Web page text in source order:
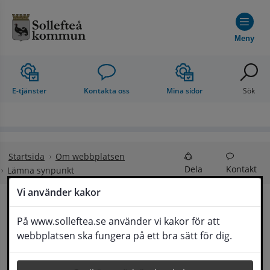
Vi använder kakor
På www.solleftea.se använder vi kakor för att
webbplatsen ska fungera på ett bra sätt för dig.
Meny
E-tjänster Kontakta oss Mina sidor Sök
Startsida
Om webbplatsen
Lämna synpunkt
Dela Kontakt
Lämna synpunkt
Här kan du lämna synpunkter, förslag och